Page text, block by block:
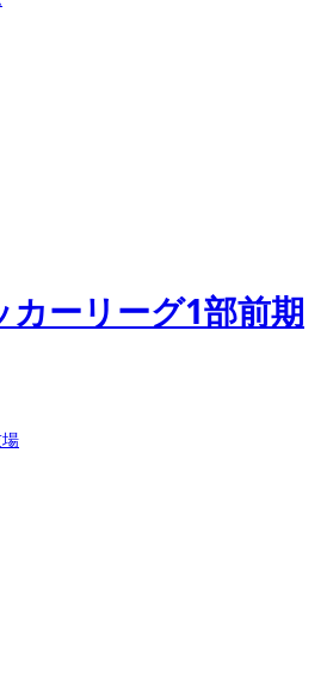
カーリーグ1部前期